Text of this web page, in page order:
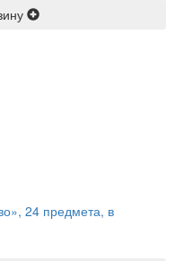
24 предмета, в